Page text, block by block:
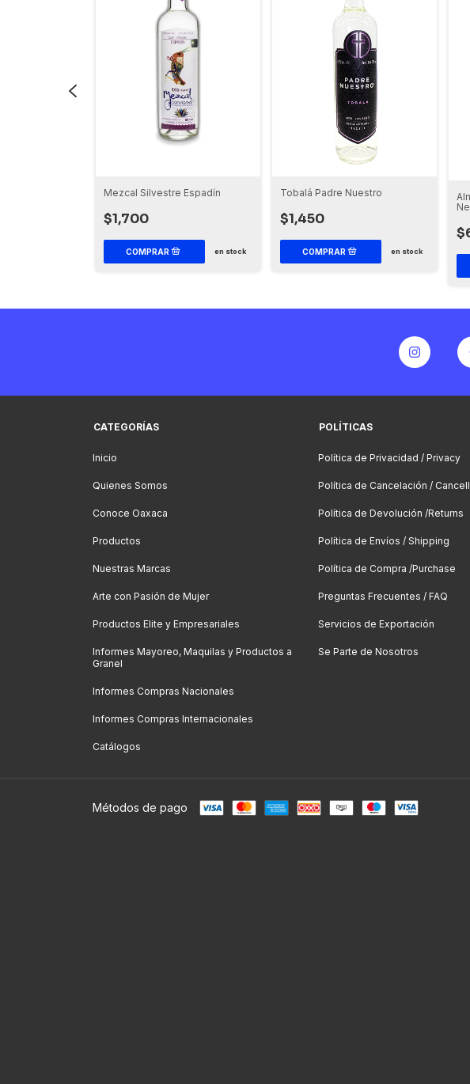
Mezcal Silvestre Espadín
$1,700
en stock
Tobalá Padre Nuestro
$1,450
en stock
CATEGORÍAS
Inicio
Quienes Somos
Conoce Oaxaca
Productos
Nuestras Marcas
Arte con Pasión de Mujer
Productos Elite y Empresariales
Informes Mayoreo, Maquilas y Productos a
Granel
Informes Compras Nacionales
Informes Compras Internacionales
Catálogos
POLÍTICAS
Política de Privacidad / Privacy
Política de Cancelación /
Política de Devolución /Returns
Política de Envíos / Shipping
Política de Compra /Purchase
Preguntas Frecuentes / FAQ
Servicios de Exportación
Se Parte de Nosotros
Métodos de pago